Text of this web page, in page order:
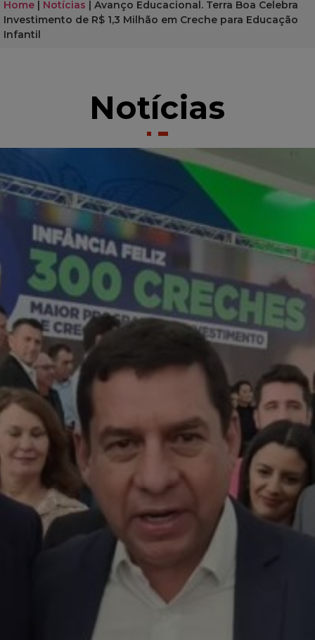
Home | Notícias | Avanço Educacional. Terra Boa Celebra
Investimento de R$ 1,3 Milhão em Creche para Educação
Infantil
Notícias